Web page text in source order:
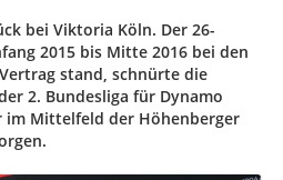
bei Viktoria Köln. Der 26-
2015 bis Mitte 2016 bei den
stand, schnürte die
2. Bundesliga für Dynamo
im Mittelfeld der Höhenberger